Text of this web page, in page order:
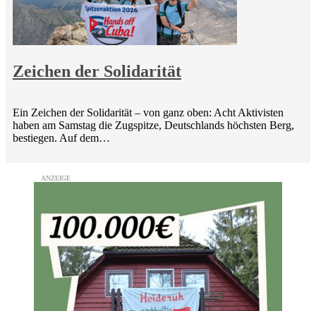
Zeichen der Solidarität
Ein Zeichen der Solidarität – von ganz oben: Acht Aktivisten
haben am Samstag die Zugspitze, Deutschlands höchsten Berg,
bestiegen. Auf dem…